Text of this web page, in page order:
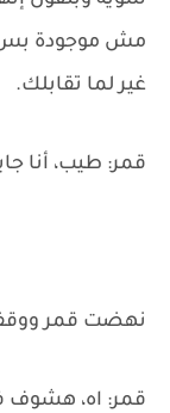
مش موجودة
غير لما تقابلك.
قمر: طيب، أنا
نهضت قمر
قمر: اه، هشوف